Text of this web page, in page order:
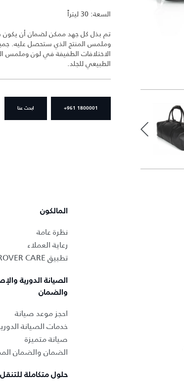
السعة: 30 ليتراً
تم بذل كل جهد ممكن لضمان أن يكون
وملمس المنتج الذي ستحصل عليه.
الاختلافات الطفيفة في لون وملمس
الطبيعي للجلد.
+961 1800001 ابحث عنا
المالكون
نظرة عامة
رعاية العملاء
تطبيق LAND ROVER CARE
الصيانة الدورية
والضمان
احجز موعد صيانة
خدمات الصيانة
صيانة متميزة
الضمان والضمان
حلول متكاملة للتنقل